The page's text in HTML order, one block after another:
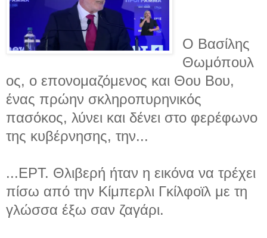
Ο Βασίλης
Θωμόπουλ
ος, ο επονομαζόμενος και Θου Βου,
ένας πρώην σκληροπυρηνικός
πασόκος, λύνει και δένει στο φερέφωνο
της κυβέρνησης, την...
...ΕΡΤ. Θλιβερή ήταν η εικόνα να τρέχει
πίσω από την Κίμπερλι Γκίλφοϊλ με τη
γλώσσα έξω σαν ζαγάρι.